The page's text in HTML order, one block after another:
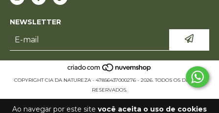
Ao navegar por este site você aceita o uso de cookies
NEWSLETTER
COPYRIGHT CIA DA NATUREZA - 47856437000276 - 2026. TODOS OS DIREITOS
RESERVADOS.